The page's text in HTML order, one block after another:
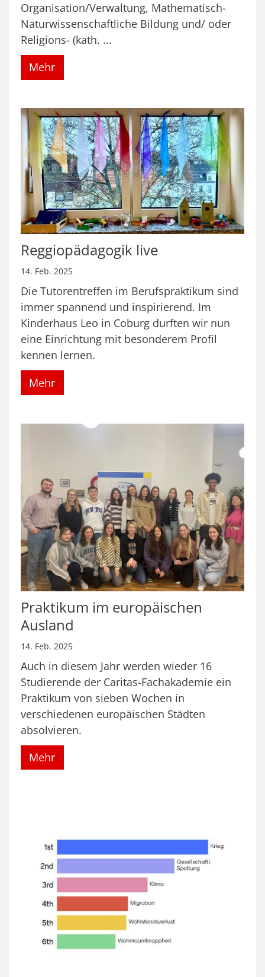
Organisation/Verwaltung, Mathematisch-
Naturwissenschaftliche Bildung und/ oder
Religions- (kath. ...
Mehr
Reggiopädagogik live
14. Feb. 2025
Die Tutorentreffen im Berufspraktikum sind
immer spannend und inspirierend. Im
Kinderhaus Leo in Coburg durften wir nun
eine Einrichtung mit besonderem Profil
kennen lernen.
Mehr
Praktikum im europäischen
Ausland
14. Feb. 2025
Auch in diesem Jahr werden wieder 16
Studierende der Caritas-Fachakademie ein
Praktikum von sieben Wochen in
verschiedenen europäischen Städten
absolvieren.
Mehr